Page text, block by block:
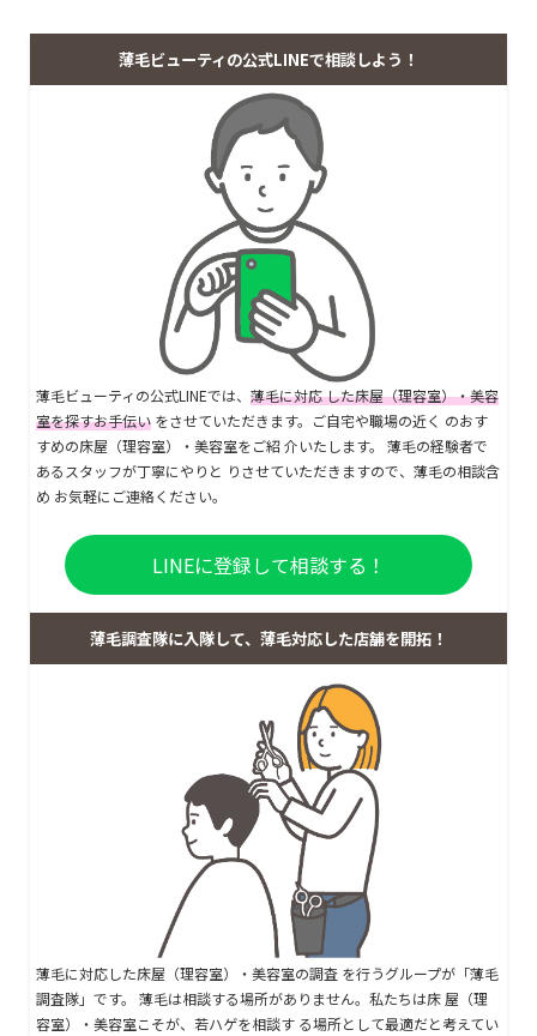
薄毛ビューティの公式LINEで相談しよう！
薄毛ビューティの公式LINEでは、 薄毛に対応 した床屋（理容室）・美容
室を探すお手伝い をさせていただきます。ご自宅や職場の近く のおす
すめの床屋（理容室）・美容室をご紹 介いたします。 薄毛の経験者で
あるスタッフが丁寧にやりと りさせていただきますので、薄毛の相談含
め お気軽にご連絡ください。
LINEに登録して相談する！
薄毛調査隊に入隊して、薄毛対応した店舗を開拓！
薄毛に対応した床屋（理容室）・美容室の調査 を行うグループが「薄毛
調査隊」です。 薄毛は相談する場所がありません。私たちは床 屋（理
容室）・美容室こそが、若ハゲを相談す る場所として最適だと考えてい